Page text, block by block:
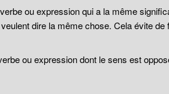
ou expression qui a la même
dire la même chose. Cela évite
ou expression dont le sens est